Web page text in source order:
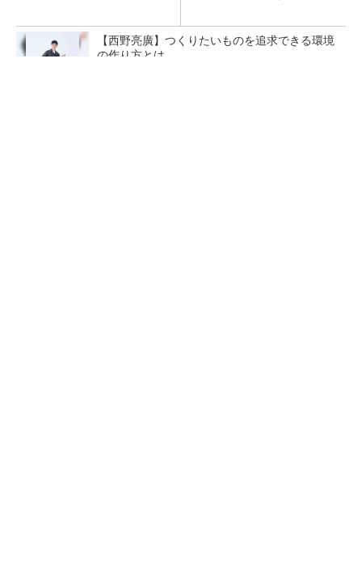
【西野亮廣】つくりたいものを追求できる環境
の作り方とは